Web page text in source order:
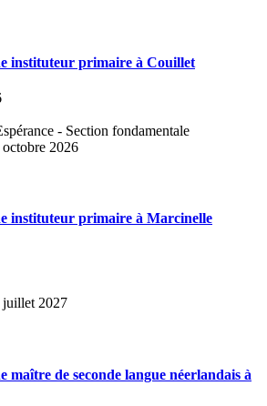
instituteur primaire à Couillet
- Section fondamentale
2026
instituteur primaire à Marcinelle
juillet 2027
maître de seconde langue néerlandais à